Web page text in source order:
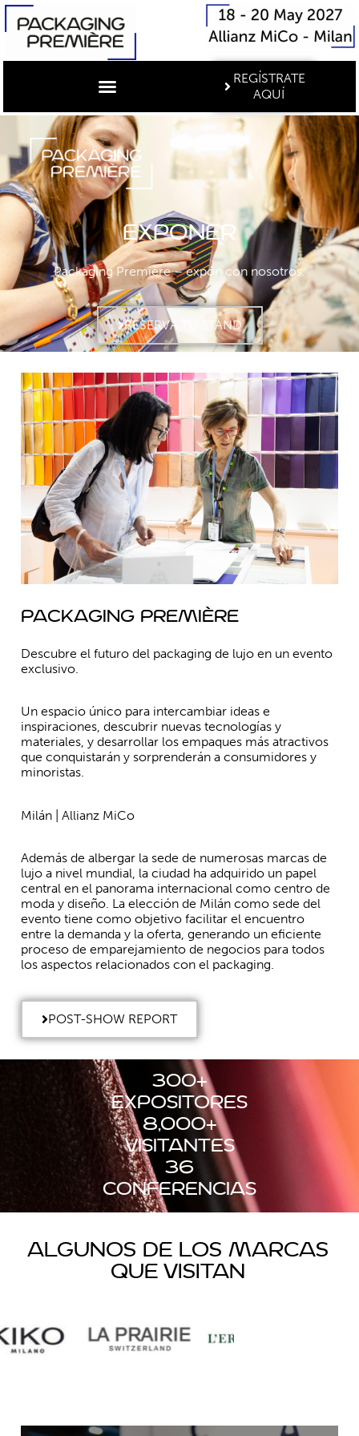
REGÍSTRATE
AQUÍ
Exponer
Packaging Première – expón con nosotros.
RESERVA TU STAND
Packaging Première
Descubre el futuro del packaging de lujo en un evento
exclusivo.
Un espacio único para intercambiar ideas e
inspiraciones, descubrir nuevas tecnologías y
materiales, y desarrollar los empaques más atractivos
que conquistarán y sorprenderán a consumidores y
minoristas.
Milán | Allianz MiCo
Además de albergar la sede de numerosas marcas de
lujo a nivel mundial, la ciudad ha adquirido un papel
central en el panorama internacional como centro de
moda y diseño. La elección de Milán como sede del
evento tiene como objetivo facilitar el encuentro
entre la demanda y la oferta, generando un eficiente
proceso de emparejamiento de negocios para todos
los aspectos relacionados con el packaging.
POST-SHOW REPORT
expositores
300+
visitantes
8,000+
conferencias
36
Algunos de los marcas
que visitan